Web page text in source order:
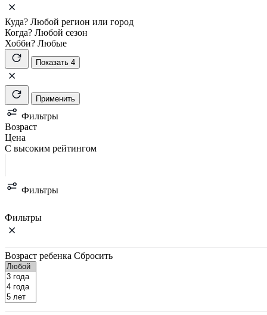
Куда? Любой регион или город
Когда? Любой сезон
Хобби? Любые
Показать 4
Применить
Фильтры
Возраст
Цена
С высоким рейтингом
Фильтры
Фильтры
Возраст ребенка Сбросить